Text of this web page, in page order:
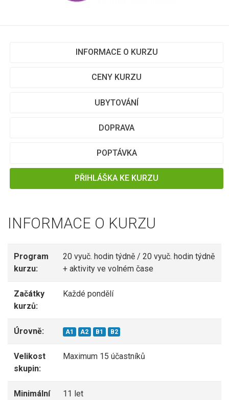
INFORMACE O KURZU
CENY KURZU
UBYTOVÁNÍ
DOPRAVA
POPTÁVKA
PŘIHLÁŠKA KE KURZU
INFORMACE O KURZU
Program
kurzu:
20 vyuč. hodin týdně / 20 vyuč. hodin týdně
+ aktivity ve volném čase
Začátky
kurzů:
Každé pondělí
Úrovně: A1 A2 B1 B2
Velikost
skupin:
Maximum 15 účastníků
Minimální
11 let